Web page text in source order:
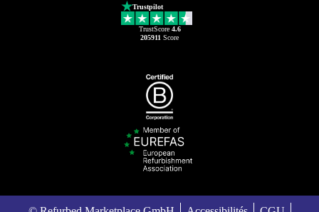
Trustpilot
TrustScore 4.6
205911 Score